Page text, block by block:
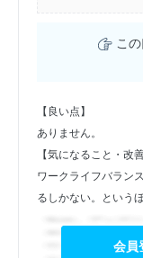
この
【良い点】
ありません。
【気になること・改
ワークライフバラン
るしかない。という
会員